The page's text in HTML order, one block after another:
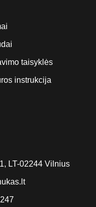
taisyklės
instrukcija
LT-02244 Vilnius